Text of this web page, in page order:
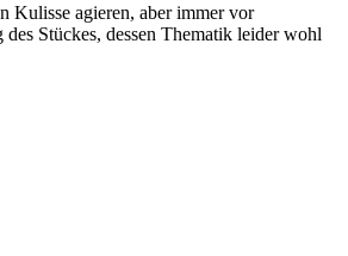
Kulisse agieren, aber immer vor
Stückes, dessen Thematik leider wohl